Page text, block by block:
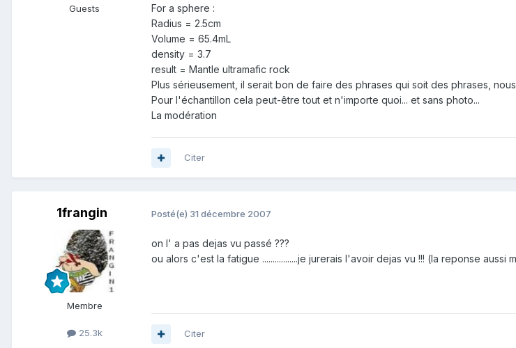
Guests
For a sphere :
Radius = 2.5cm
Volume = 65.4mL
density = 3.7
result = Mantle ultramafic rock
Plus sérieusement, il serait bon de faire des phrases qui soit des phrases,
Pour l'échantillon cela peut-être tout et n'importe quoi... et sans photo...
La modération
Citer
1frangin
Membre
25.3k
Posté(e) 31 décembre 2007
on l' a pas dejas vu passé ???
ou alors c'est la fatigue .................je jurerais l'avoir dejas vu !!! (la reponse aussi
Citer